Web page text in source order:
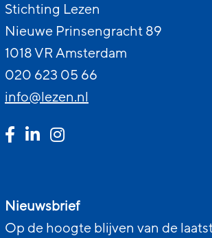
Stichting Lezen
Nieuwe Prinsengracht 89
1018 VR Amsterdam
020 623 05 66
info@lezen.nl
Nieuwsbrief
Op de hoogte blijven van de